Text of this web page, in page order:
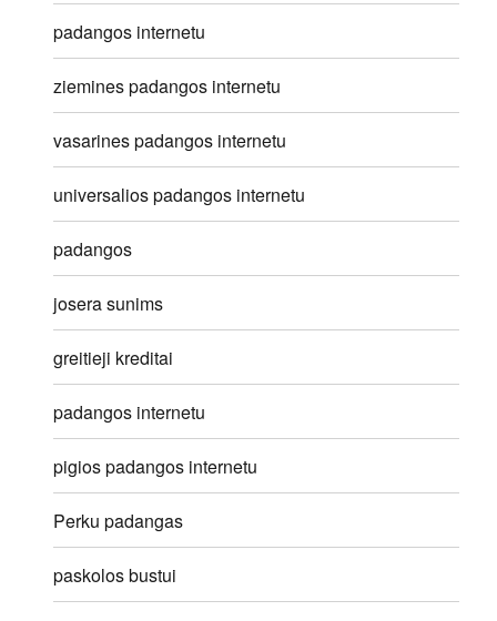
padangos internetu
ziemines padangos internetu
vasarines padangos internetu
universalios padangos internetu
padangos
josera sunims
greitieji kreditai
padangos internetu
pigios padangos internetu
Perku padangas
paskolos bustui